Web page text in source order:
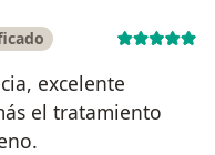
excelente
el tratamiento